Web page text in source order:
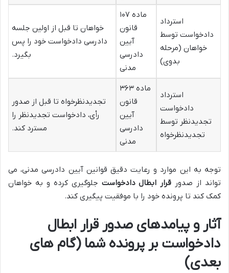
استرداد
دادخواست توسط
خواهان (مرحله
بدوی)
ماده ۱۰۷
قانون
آیین
دادرسی
مدنی
خواهان تا قبل از اولین جلسه
دادرسی دادخواست خود را پس
بگیرد.
استرداد
دادخواست
تجدیدنظر توسط
تجدیدنظرخواه
ماده ۳۶۳
قانون
آیین
دادرسی
مدنی
تجدیدنظرخواه تا قبل از صدور
رأی، دادخواست تجدیدنظر را
مسترد کند.
توجه به این موارد و رعایت دقیق قوانین آیین دادرسی مدنی، می
تواند از صدور قرار ابطال دادخواست جلوگیری کرده و به خواهان
کمک کند تا پرونده خود را با موفقیت پیگیری کند.
آثار و پیامدهای صدور قرار ابطال
دادخواست بر پرونده شما (گام های
بعدی)